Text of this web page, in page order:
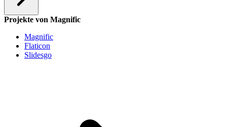
Projekte von Magnific
Magnific
Flaticon
Slidesgo